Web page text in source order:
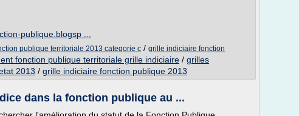
publique.blogsp ...
publique territoriale 2013 categorie c / grille indiciaire fonction
fonction publique territoriale grille indiciaire / grilles
2013 / grille indiciaire fonction publique 2013
dans la fonction publique au ...